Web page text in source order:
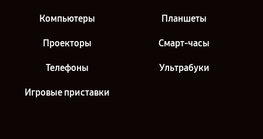
Компьютеры Планшеты
Проекторы Смарт-часы
Телефоны Ультрабуки
Игровые приставки